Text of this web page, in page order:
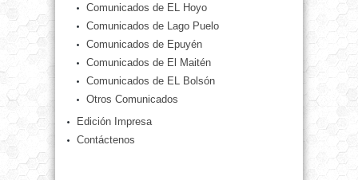
Comunicados de EL Hoyo
Comunicados de Lago Puelo
Comunicados de Epuyén
Comunicados de El Maitén
Comunicados de EL Bolsón
Otros Comunicados
Edición Impresa
Contáctenos